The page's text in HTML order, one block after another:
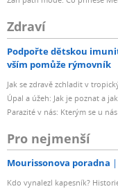
Zdraví
Podpořte dětskou
vším pomůže rýmovník
Jak se zdravě zchladit v
Úpal a úžeh: Jak je poznat a
Parazité v nás: Kterým se u
Pro nejmenší
Mourissonova poradna
Kdo vynalezl kapesník?